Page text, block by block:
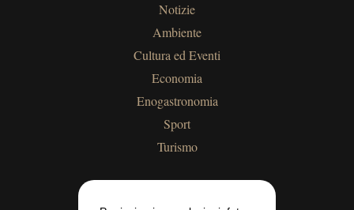
Notizie
Ambiente
Cultura ed Eventi
Economia
Enogastronomia
Sport
Turismo